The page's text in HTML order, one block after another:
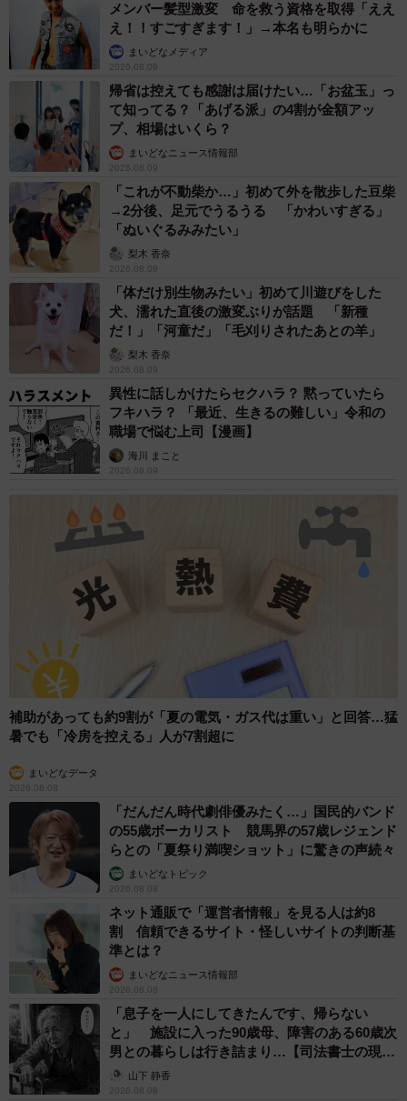
さあ！思いっ切り遊ぶよ
メンバー髪型激変 命を救う資格を取得「ええ
え！！すごすぎます！」→本名も明らかに
まいどなメディア
2026.08.09
帰省は控えても感謝は届けたい…「お盆玉」っ
て知ってる？「あげる派」の4割が金額アッ
プ、相場はいくら？
まいどなニュース情報部
2026.08.09
「これが不動柴か…」初めて外を散歩した豆柴
→2分後、足元でうるうる 「かわいすぎる」
「ぬいぐるみみたい」
梨木 香奈
2026.08.09
「体だけ別生物みたい」初めて川遊びをした
犬、濡れた直後の激変ぶりが話題 「新種
だ！」「河童だ」「毛刈りされたあとの羊」
梨木 香奈
2026.08.09
異性に話しかけたらセクハラ？ 黙っていたら
フキハラ？ 「最近、生きるの難しい」令和の
職場で悩む上司【漫画】
海川 まこと
2026.08.09
補助があっても約9割が「夏の電気・ガス代は重い」と回答…猛
暑でも「冷房を控える」人が7割超に
まいどなデータ
2026.08.08
「だんだん時代劇俳優みたく…」国民的バンド
の55歳ボーカリスト 競馬界の57歳レジェンド
らとの「夏祭り満喫ショット」に驚きの声続々
まいどなトピック
2026.08.08
ネット通販で「運営者情報」を見る人は約8
割 信頼できるサイト・怪しいサイトの判断基
準とは？
まいどなニュース情報部
2026.08.08
「息子を一人にしてきたんです、帰らない
と」 施設に入った90歳母、障害のある60歳次
男との暮らしは行き詰まり…【司法書士の現場
から】山下 静香
2026.08.08